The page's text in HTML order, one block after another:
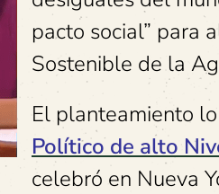
pacto social” para
Sostenible de la
El planteamiento
Político de alto
celebró en Nueva